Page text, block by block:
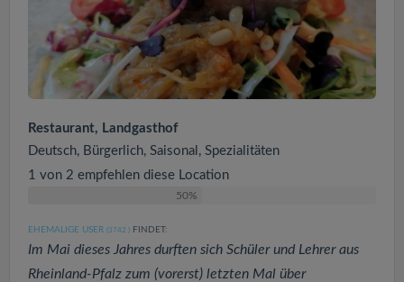
Restaurant, Landgasthof
Deutsch, Bürgerlich, Saisonal, Spezialitäten
1 von 2 empfehlen diese Location
50%
EHEMALIGE USER (3742 ) FINDET:
Im Mai dieses Jahres durften sich Schüler und Lehrer aus
Rheinland-Pfalz zum (vorerst) letzten Mal über